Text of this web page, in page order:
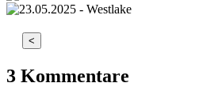
<
3 Kommentare